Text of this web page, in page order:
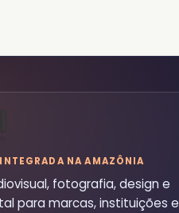
NA AMAZÔNIA
fotografia, design e
para marcas, instituições e